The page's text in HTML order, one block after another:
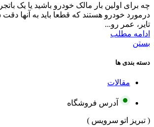
چه برای اولین بار مالک خودرو باشید یا یک
درمورد خودرو هستند که قطعا باید به آنها
تایر، عمر رو...
ادامه مطلب
بستن
دسته بندی ها
مقالات
آدرس فروشگاه
( تبریز اتو سرویس )